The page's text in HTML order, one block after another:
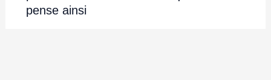
pense ainsi